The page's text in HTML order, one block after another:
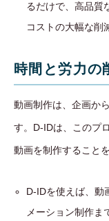
るだけで、高品質
コストの大幅な削
時間と労力の
動画制作は、企画か
す。D-IDは、このプ
動画を制作すること
D-IDを使えば、動
メーション制作ま